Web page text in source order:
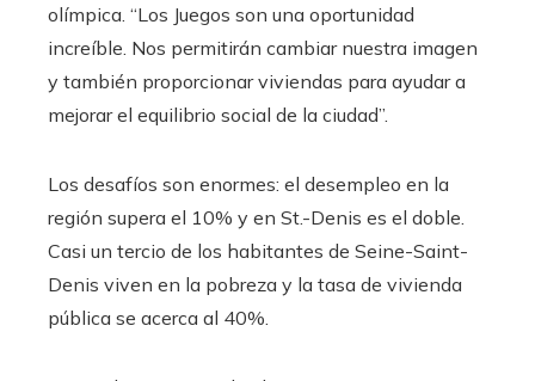
olímpica. “Los Juegos son una oportunidad
increíble. Nos permitirán cambiar nuestra imagen
y también proporcionar viviendas para ayudar a
mejorar el equilibrio social de la ciudad”.
Los desafíos son enormes: el desempleo en la
región supera el 10% y en St.-Denis es el doble.
Casi un tercio de los habitantes de Seine-Saint-
Denis viven en la pobreza y la tasa de vivienda
pública se acerca al 40%.